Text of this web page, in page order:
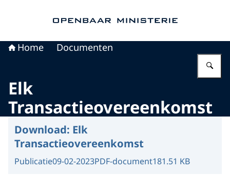
Home Documenten
Elk
Transactieovereenkomst
Download: Elk
Transactieovereenkomst
Publicatie09-02-2023PDF-document181.51 KB